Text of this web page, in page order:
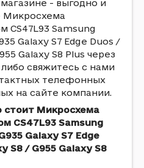
- выгодно и
Микросхема
CS47L93 Samsung
Galaxy S7 Edge Duos /
Galaxy S8 Plus через
свяжитесь с нами
телефонных
на сайте компании.
стоит Микросхема
CS47L93 Samsung
Galaxy S7 Edge
S8 / G955 Galaxy S8